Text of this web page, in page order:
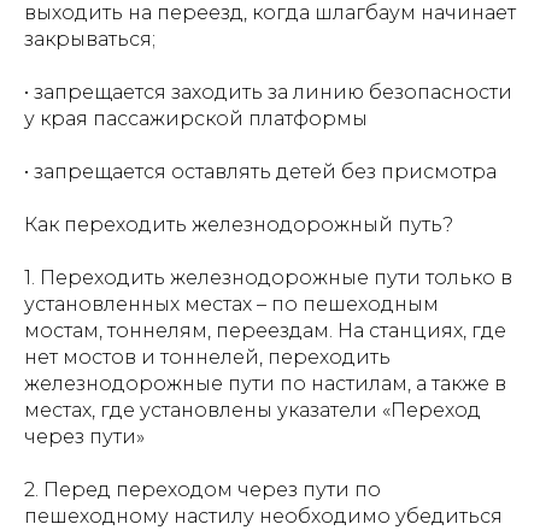
выходить на переезд, когда шлагбаум начинает
закрываться;
• запрещается заходить за линию безопасности
у края пассажирской платформы
• запрещается оставлять детей без присмотра
Как переходить железнодорожный путь?
1. Переходить железнодорожные пути только в
установленных местах – по пешеходным
мостам, тоннелям, переездам. На станциях, где
нет мостов и тоннелей, переходить
железнодорожные пути по настилам, а также в
местах, где установлены указатели «Переход
через пути»
2. Перед переходом через пути по
пешеходному настилу необходимо убедиться